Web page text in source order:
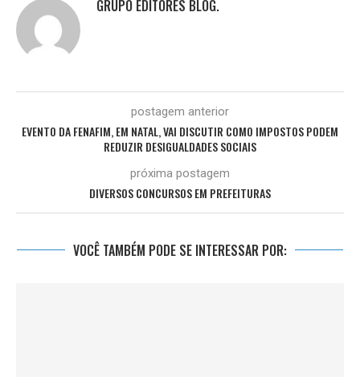
GRUPO EDITORES BLOG.
postagem anterior
EVENTO DA FENAFIM, EM NATAL, VAI DISCUTIR COMO IMPOSTOS PODEM
REDUZIR DESIGUALDADES SOCIAIS
próxima postagem
DIVERSOS CONCURSOS EM PREFEITURAS
VOCÊ TAMBÉM PODE SE INTERESSAR POR: